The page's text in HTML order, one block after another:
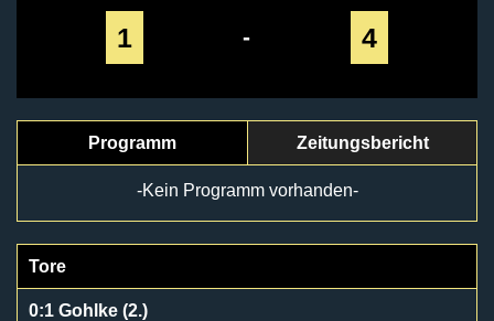
1 - 4
Programm Zeitungsbericht
-Kein Programm vorhanden-
Tore
0:1 Gohlke (2.)